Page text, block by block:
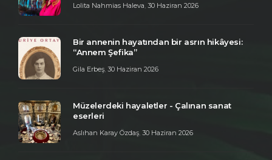
Lolita Nahmias Haleva, 30 Haziran 2026
Bir annenin hayatından bir asrın hikâyesi:
“Annem Şefika”
Gila Erbeş, 30 Haziran 2026
Müzelerdeki hayaletler - Çalınan sanat
eserleri
Aslıhan Karay Özdaş, 30 Haziran 2026